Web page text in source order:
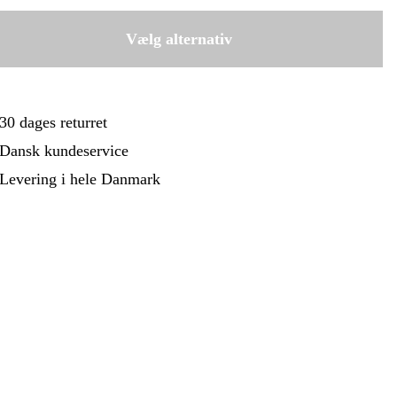
4 kr
mm
Vælg alternativ
30 dages returret
Dansk kundeservice
Levering i hele Danmark